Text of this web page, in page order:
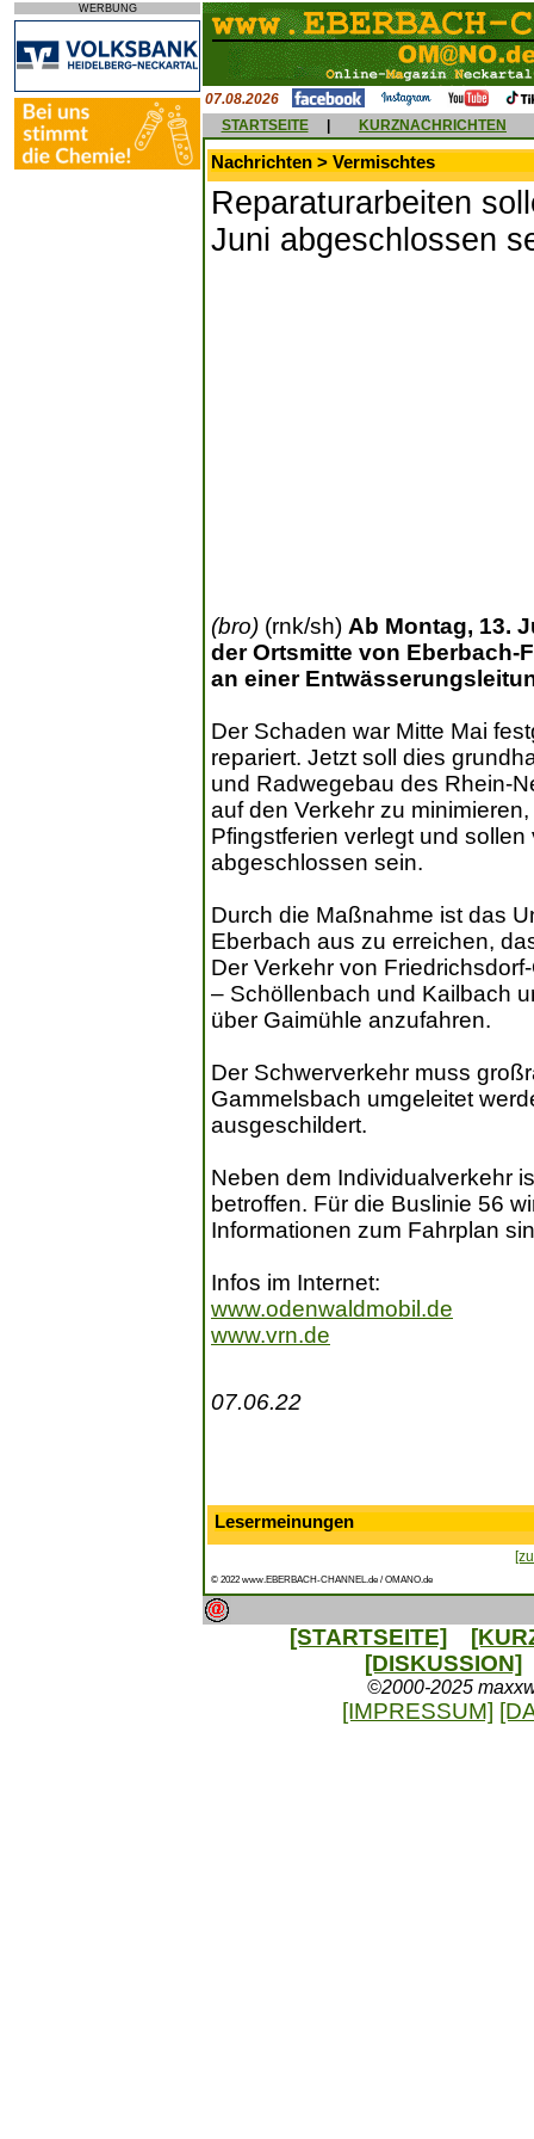
WERBUNG
07.08.2026
STARTSEITE
KURZNACHRICHTEN
Nachrichten > Vermischtes
Reparaturarbeiten
Juni abgeschlossen
(bro) (rnk/sh) Ab Montag, 13.
der Ortsmitte von Eberbach-
an einer
Der Schaden war Mitte Mai
repariert. Jetzt soll dies
und Radwegebau des Rhein-
auf den Verkehr zu
Pfingstferien verlegt und
abgeschlossen sein.
Durch die Maßnahme ist das
Eberbach aus zu erreichen,
Der Verkehr von
– Schöllenbach und Kailbach
über Gaimühle anzufahren.
Der Schwerverkehr muss
Gammelsbach umgeleitet
ausgeschildert.
Neben dem Individualverkehr
betroffen. Für die Buslinie 56
Informationen zum Fahrplan
Infos im Internet:
www.odenwaldmobil.de
www.vrn.de
07.06.22
Lesermeinungen
© 2022 www.EBERBACH-CHANNEL.de / OMANO.de
[STARTSEITE]
[DISKUSSION]
©2000-2025
[IMPRESSUM]